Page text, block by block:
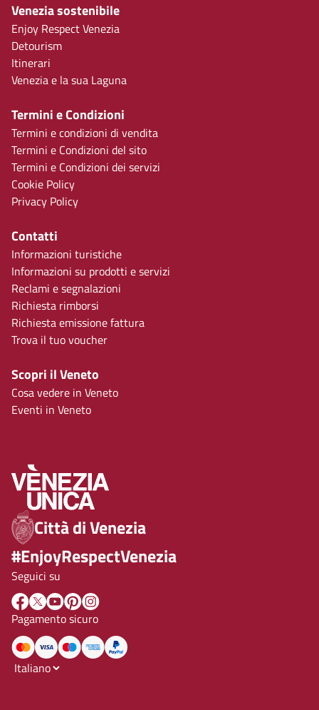
Venezia sostenibile
Enjoy Respect Venezia
Detourism
Itinerari
Venezia e la sua Laguna
Termini e Condizioni
Termini e condizioni di vendita
Termini e Condizioni del sito
Termini e Condizioni dei servizi
Cookie Policy
Privacy Policy
Contatti
Informazioni turistiche
Informazioni su prodotti e servizi
Reclami e segnalazioni
Richiesta rimborsi
Richiesta emissione fattura
Trova il tuo voucher
Scopri il Veneto
Cosa vedere in Veneto
Eventi in Veneto
Città di Venezia
#EnjoyRespectVenezia
Seguici su
Pagamento sicuro